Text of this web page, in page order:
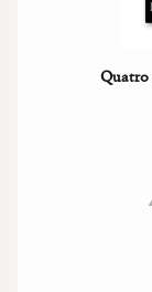
Quatro